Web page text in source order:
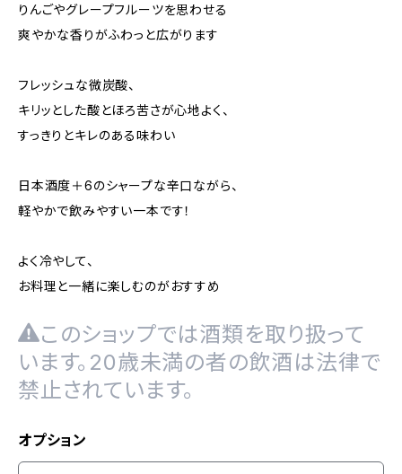
りんごやグレープフルーツを思わせる
爽やかな香りがふわっと広がります
フレッシュな微炭酸、
キリッとした酸とほろ苦さが心地よく、
すっきりとキレのある味わい
日本酒度＋6のシャープな辛口ながら、
軽やかで飲みやすい一本です！
よく冷やして、
お料理と一緒に楽しむのがおすすめ
このショップでは酒類を取り扱って
います。20歳未満の者の飲酒は法律で
禁止されています。
オプション